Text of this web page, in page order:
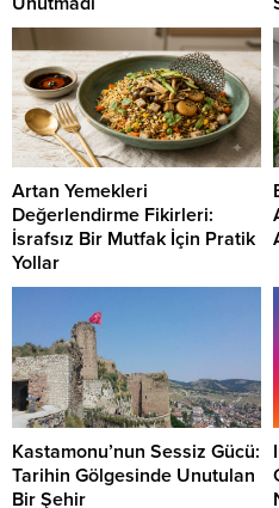
Artan Yemekleri
Değerlendirme Fikirleri:
İsrafsız Bir Mutfak İçin Pratik
Yollar
Kastamonu’nun Sessiz Gücü:
Tarihin Gölgesinde Unutulan
Bir Şehir